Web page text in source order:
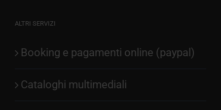
ALTRI SERVIZI
Booking e pagamenti online (paypal)
Cataloghi multimediali